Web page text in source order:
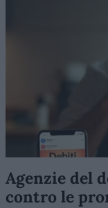
Agenzie del
contro le